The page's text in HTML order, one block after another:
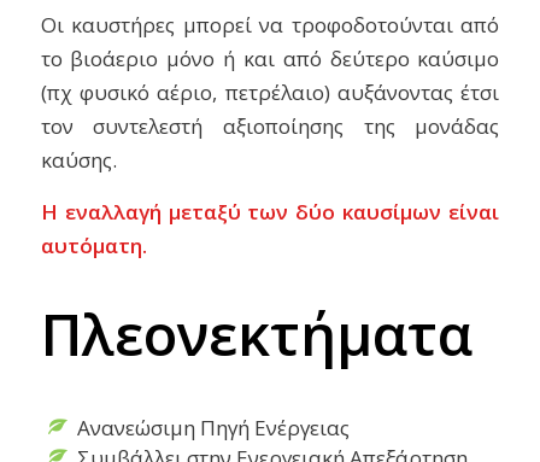
Οι καυστήρες μπορεί να τροφοδοτούνται από
το βιοάεριο μόνο ή και από δεύτερο καύσιμο
(πχ φυσικό αέριο, πετρέλαιο)αυξάνονταςέτσι
τον
συντελεστή αξιοποίησης της μονάδας
καύσης.
Η εναλλαγή μεταξύ των δύο καυσίμων είναι
αυτόματη.
Πλεονεκτήματα
Aνανεώσιμη Πηγή Ενέργειας